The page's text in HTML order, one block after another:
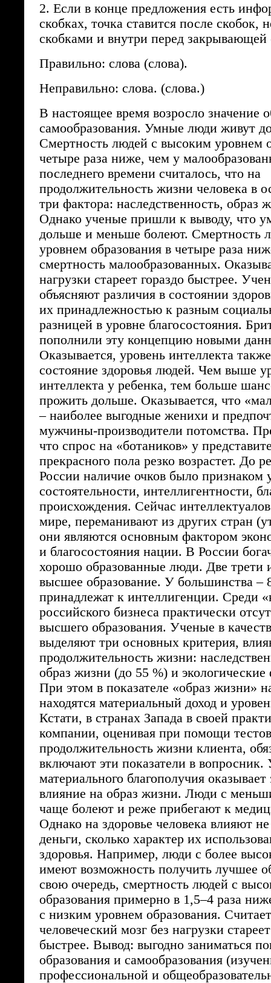
2. Если в конце предложения есть
скобках, точка ставится после скобок,
скобками и внутри перед закрывающей
Правильно: слова (слова).
Неправильно: слова. (слова.)
В настоящее время возросло значение
самообразования. Умные люди живут
Смертность людей с высоким уровнем
четыре раза ниже, чем у
последнего времени считалось, что на
продолжительность жизни человека в
три фактора: наследственность, образ
Однако ученые пришли к выводу, что
дольше и меньше болеют. Смертность
уровнем образования в четыре раза
смертность малообразованных.
нагрузки стареет гораздо быстрее.
объясняют различия в состоянии
их принадлежностью к разным
разницей в уровне благосостояния.
пополнили эту концепцию новыми
Оказывается, уровень интеллекта
состояние здоровья людей. Чем выше
интеллекта у ребенка, тем больше
прожить дольше. Оказывается, что
– наиболее выгодные женихи и
мужчины-производители потомства.
что спрос на «ботаников» у
прекрасного пола резко возрастет. До
России наличие очков было признаком
состоятельности, интеллигентности,
происхождения. Сейчас
мире, переманивают из других стран
они являются основным фактором
и благосостояния нации. В России
хорошо образованные люди. Две трети
высшее образование. У большинства –
принадлежат к интеллигенции. Среди
российского бизнеса практически
высшего образования. Ученые в
выделяют три основных критерия,
продолжительность жизни:
образ жизни (до 55 %) и
При этом в показателе «образ жизни»
находятся материальный доход и
Кстати, в странах Запада в своей
компании, оценивая при помощи
продолжительность жизни клиента,
включают эти показатели в вопросник.
материального благополучия оказывает
влияние на образ жизни. Люди с
чаще болеют и реже прибегают к
Однако на здоровье человека влияют
деньги, сколько характер их
здоровья. Например, люди с более
имеют возможность получить лучшее
свою очередь, смертность людей с
образования примерно в 1,5–4 раза
с низким уровнем образования.
человеческий мозг без нагрузки
быстрее. Вывод: выгодно заниматься
образования и самообразования
профессиональной и